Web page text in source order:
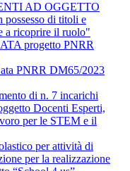
AD OGGETTO
possesso di titoli e
a ricoprire il ruolo"
progetto PNRR
PNRR DM65/2023
di n. 7 incarichi
Docenti Esperti,
per le STEM e il
per attività di
per la realizzazione